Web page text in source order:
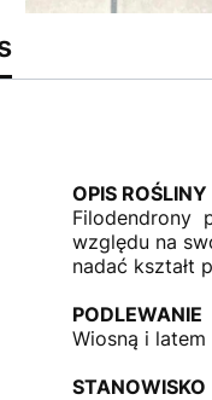
OPIS ROŚLINY
Filodendrony
względu na
nadać kształt
PODLEWANIE
Wiosną i
STANOWISKO